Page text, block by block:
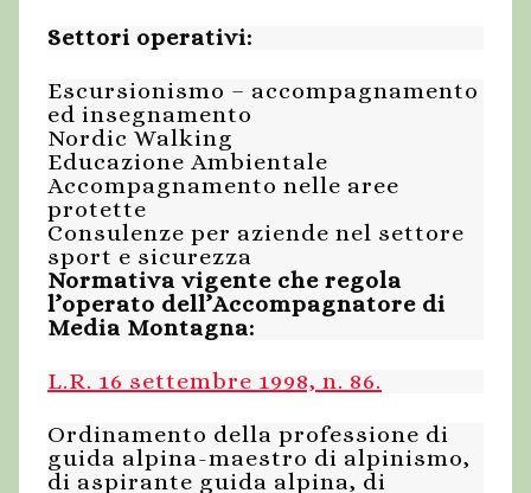
Settori operativi:
Escursionismo – accompagnamento
ed insegnamento
Nordic Walking
Educazione Ambientale
Accompagnamento nelle aree
protette
Consulenze per aziende nel settore
sport e sicurezza
Normativa vigente che regola
l’operato dell’Accompagnatore di
Media Montagna:
L.R. 16 settembre 1998, n. 86.
Ordinamento della professione di
guida alpina-maestro di alpinismo,
di aspirante guida alpina, di